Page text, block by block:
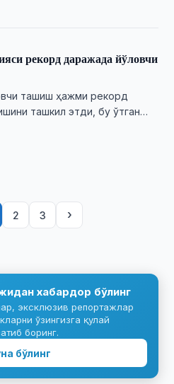
рекорд даражада йўловчи
ташиш ҳажми рекорд
ташкил этди, бу ўтган
2 3 ›
хабардор бўлинг
эксклюзив репортажлар
ўзингизга қулай
боринг.
бўлинг